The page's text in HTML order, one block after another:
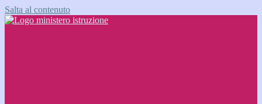
Salta al contenuto